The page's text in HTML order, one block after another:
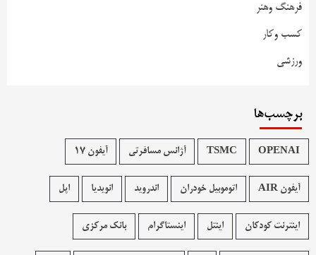
فرهنگ وهنر
کسب وکار
ورزشی
برچسب‌ها
OPENAI
TSMC آژانس مسافرتی آیفون 17
آیفون AIR اتوموبیل خودران اندروید انویدیا اپل
اینترنت کودکان اینتل اینستاگرام بانک مرکزی